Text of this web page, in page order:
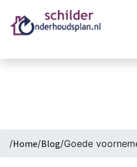
/Home/Blog/Goede